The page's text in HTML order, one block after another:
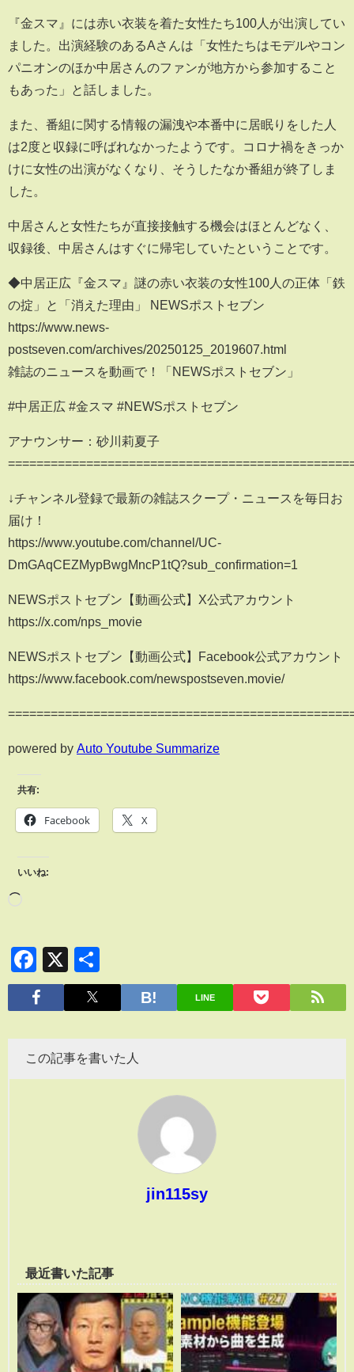
『金スマ』には赤い衣装を着た女性たち100人が出演してい
ました。出演経験のあるAさんは「女性たちはモデルやコン
パニオンのほか中居さんのファンが地方から参加すること
もあった」と話しました。
また、番組に関する情報の漏洩や本番中に居眠りをした人
は2度と収録に呼ばれなかったようです。コロナ禍をきっか
けに女性の出演がなくなり、そうしたなか番組が終了しま
した。
中居さんと女性たちが直接接触する機会はほとんどなく、
収録後、中居さんはすぐに帰宅していたということです。
◆中居正広『金スマ』謎の赤い衣装の女性100人の正体「鉄
の掟」と「消えた理由」 NEWSポストセブン
https://www.news-
postseven.com/archives/20250125_2019607.html
雑誌のニュースを動画で！「NEWSポストセブン」
#中居正広 #金スマ #NEWSポストセブン
アナウンサー：砂川莉夏子
↓チャンネル登録で最新の雑誌スクープ・ニュースを毎日お
届け！
https://www.youtube.com/channel/UC-
DmGAqCEZMypBwgMncP1tQ?sub_confirmation=1
NEWSポストセブン【動画公式】X公式アカウント
https://x.com/nps_movie
NEWSポストセブン【動画公式】Facebook公式アカウント
https://www.facebook.com/newspostseven.movie/
powered by Auto Youtube Summarize
共有:
Facebook X
いいね:
Facebook
X
有
LINE
この記事を書いた人
jin115sy
最近書いた記事